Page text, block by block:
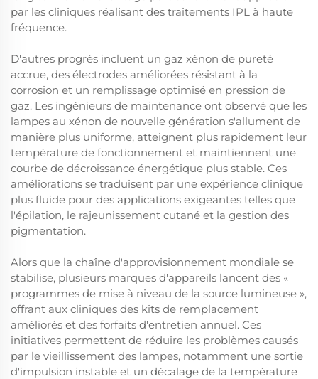
par les cliniques réalisant des traitements IPL à haute
fréquence.
D'autres progrès incluent un gaz xénon de pureté
accrue, des électrodes améliorées résistant à la
corrosion et un remplissage optimisé en pression de
gaz. Les ingénieurs de maintenance ont observé que les
lampes au xénon de nouvelle génération s'allument de
manière plus uniforme, atteignent plus rapidement leur
température de fonctionnement et maintiennent une
courbe de décroissance énergétique plus stable. Ces
améliorations se traduisent par une expérience clinique
plus fluide pour des applications exigeantes telles que
l'épilation, le rajeunissement cutané et la gestion des
pigmentation.
Alors que la chaîne d'approvisionnement mondiale se
stabilise, plusieurs marques d'appareils lancent des «
programmes de mise à niveau de la source lumineuse »,
offrant aux cliniques des kits de remplacement
améliorés et des forfaits d'entretien annuel. Ces
initiatives permettent de réduire les problèmes causés
par le vieillissement des lampes, notamment une sortie
d'impulsion instable et un décalage de la température